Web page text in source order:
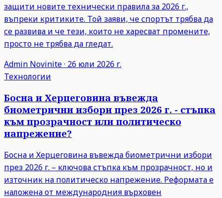
защити новите технически правила за 2026 г.,
въпреки критиките. Той заяви, че спортът трябва да
се развива и че тези, които не харесват промените,
просто не трябва да гледат.
Admin Novinite· 26 юли 2026 г.
Технологии
Босна и Херцеговина въвежда
биометрични избори през 2026 г. - стъпка
към прозрачност или политическо
напрежение?
Босна и Херцеговина въвежда биометрични избори
през 2026 г. – ключова стъпка към прозрачност, но и
източник на политическо напрежение. Реформата е
наложена от международния върховен